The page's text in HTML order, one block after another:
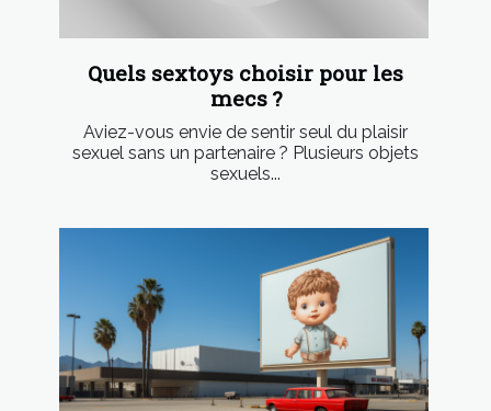
Quels sextoys choisir pour les
mecs ?
Aviez-vous envie de sentir seul du plaisir
sexuel sans un partenaire ? Plusieurs objets
sexuels...